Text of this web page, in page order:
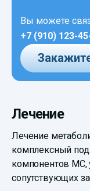
Вы можете
+7 (910) 123-
Лечение
Лечение
комплексный
компонентов МС,
сопутствующих